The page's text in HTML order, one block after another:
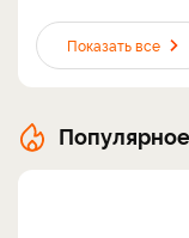
Показать все
Популярное